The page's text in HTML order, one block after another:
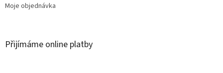
Moje objednávka
Přijímáme online platby